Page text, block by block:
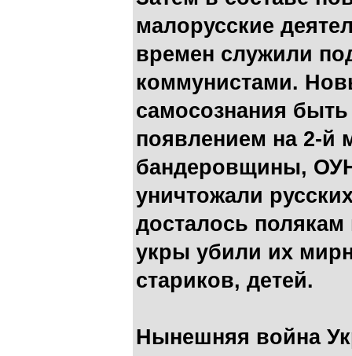
малорусские
времен служили
коммунистами.
самосознания
появлением на 2-й
бандеровщины,
уничтожали
досталось
укры убили их
стариков, детей.
Нынешняя война